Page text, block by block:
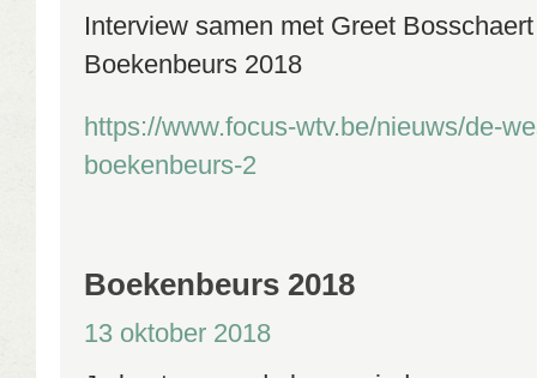
Interview samen met Greet
Boekenbeurs 2018
https://www.focus-wtv.be/nieuws/de-
boekenbeurs-2
Boekenbeurs 2018
13 oktober 2018